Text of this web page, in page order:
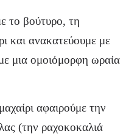
το βούτυρο, τη
και ανακατεύουμε με
μια ομοιόμορφη ωραία
αφαιρούμε την
(την ραχοκοκαλιά